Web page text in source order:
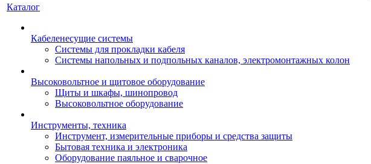
Каталог
Кабеленесущие системы
Системы для прокладки кабеля
Системы напольных и подпольных каналов, электромонтажных колон
Высоковольтное и щитовое оборудование
Щиты и шкафы, шинопровод
Высоковольтное оборудование
Инструменты, техника
Инструмент, измерительные приборы и средства защиты
Бытовая техника и электроника
Оборудование паяльное и сварочное